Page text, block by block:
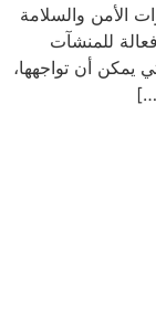
الأمن والسلامة
للمنشآت
يمكن أن تواجهها،